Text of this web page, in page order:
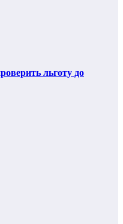
льготу до